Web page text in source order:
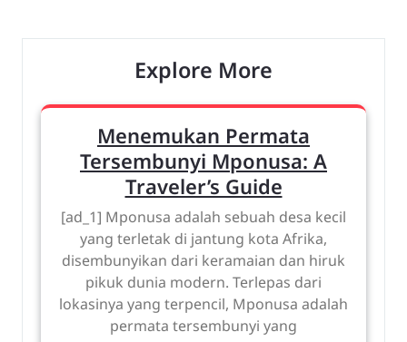
Explore More
Menemukan Permata
Tersembunyi Mponusa: A
Traveler’s Guide
[ad_1] Mponusa adalah sebuah desa kecil
yang terletak di jantung kota Afrika,
disembunyikan dari keramaian dan hiruk
pikuk dunia modern. Terlepas dari
lokasinya yang terpencil, Mponusa adalah
permata tersembunyi yang